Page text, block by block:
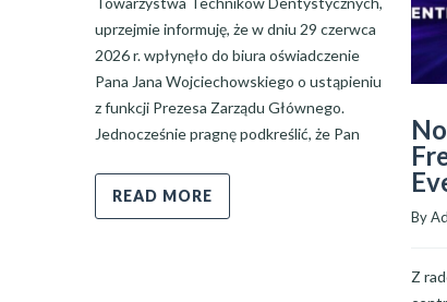
uprzejmie informuję, że w dniu 29 czerwca
2026 r. wpłynęło do biura oświadczenie
Pana Jana Wojciechowskiego o ustąpieniu
z funkcji Prezesa Zarządu Głównego.
Jednocześnie pragnę podkreślić, że Pan
READ MORE
By
Z